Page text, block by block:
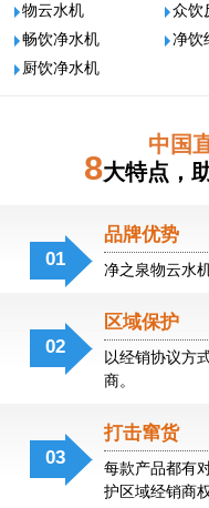
物云水机 众饮
畅饮净水机
净饮
厨饮净水机
中国
8大特点，
01
品牌优势
净之泉物云水
02
区域保护
以经销协议方
商。
泉
物
云
水
03
打击窜货
每款产品都有
护区域经销商权